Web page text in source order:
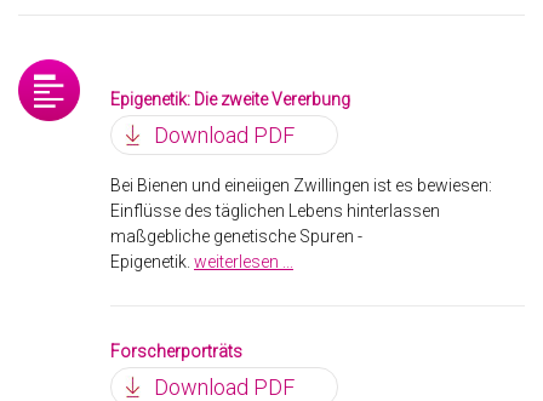
Epigenetik: Die zweite Vererbung
Download PDF
Bei Bienen und eineiigen Zwillingen ist es bewiesen:
Einflüsse des täglichen Lebens hinterlassen
maßgebliche genetische Spuren -
Epigenetik. weiterlesen ...
Forscherporträts
Download PDF